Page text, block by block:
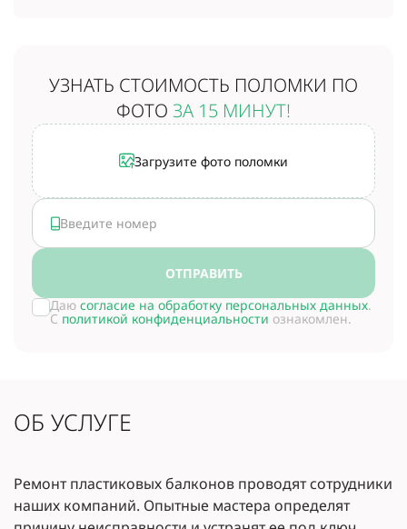
УЗНАТЬ СТОИМОСТЬ ПОЛОМКИ ПО
ФОТО ЗА 15 МИНУТ!
Загрузите фото поломки
ОТПРАВИТЬ
Даю согласие на обработку персональных данных.
С политикой конфиденциальности ознакомлен.
ОБ УСЛУГЕ
Ремонт пластиковых балконов проводят сотрудники
наших компаний. Опытные мастера определят